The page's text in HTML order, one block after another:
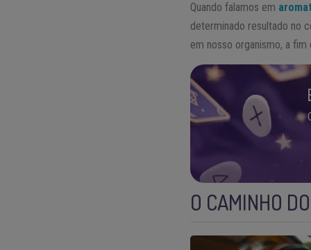
Quando falamos em
determinado resultado no
em nosso organismo, a
O CAMINHO